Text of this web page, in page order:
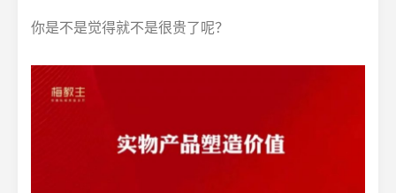
你是不是觉得就不是很贵了呢？